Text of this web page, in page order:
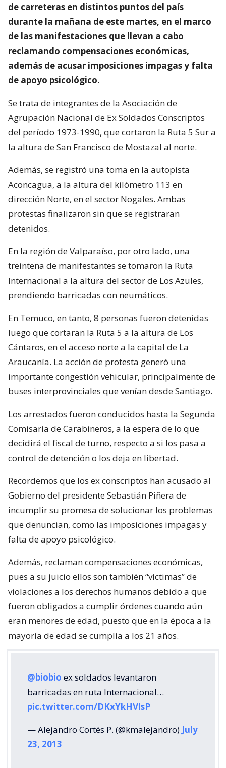
de carreteras en distintos puntos del país
durante la mañana de este martes, en el marco
de las manifestaciones que llevan a cabo
reclamando compensaciones económicas,
además de acusar imposiciones impagas y falta
de apoyo psicológico.
Se trata de integrantes de la Asociación de
Agrupación Nacional de Ex Soldados Conscriptos
del período 1973-1990, que cortaron la Ruta 5 Sur a
la altura de San Francisco de Mostazal al norte.
Además, se registró una toma en la autopista
Aconcagua, a la altura del kilómetro 113 en
dirección Norte, en el sector Nogales. Ambas
protestas finalizaron sin que se registraran
detenidos.
En la región de Valparaíso, por otro lado, una
treintena de manifestantes se tomaron la Ruta
Internacional a la altura del sector de Los Azules,
prendiendo barricadas con neumáticos.
En Temuco, en tanto, 8 personas fueron detenidas
luego que cortaran la Ruta 5 a la altura de Los
Cántaros, en el acceso norte a la capital de La
Araucanía. La acción de protesta generó una
importante congestión vehicular, principalmente de
buses interprovinciales que venían desde Santiago.
Los arrestados fueron conducidos hasta la Segunda
Comisaría de Carabineros, a la espera de lo que
decidirá el fiscal de turno, respecto a si los pasa a
control de detención o los deja en libertad.
Recordemos que los ex conscriptos han acusado al
Gobierno del presidente Sebastián Piñera de
incumplir su promesa de solucionar los problemas
que denuncian, como las imposiciones impagas y
falta de apoyo psicológico.
Además, reclaman compensaciones económicas,
pues a su juicio ellos son también “víctimas” de
violaciones a los derechos humanos debido a que
fueron obligados a cumplir órdenes cuando aún
eran menores de edad, puesto que en la época a la
mayoría de edad se cumplía a los 21 años.
@biobio ex soldados levantaron
barricadas en ruta Internacional…
pic.twitter.com/DKxYkHVlsP
— Alejandro Cortés P. (@kmalejandro) July
23, 2013